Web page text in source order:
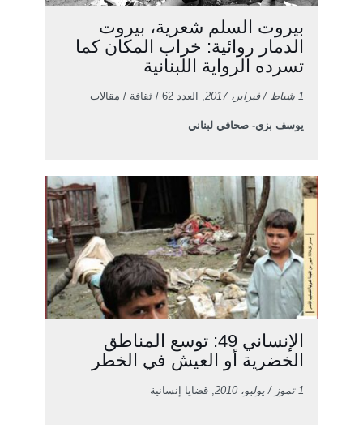
بيروت السلم شعرية، بيروت
الدمار روائية: خراب المكان كما
تسرده الرواية اللبنانية
1 شباط / فبراير، 2017 , العدد 62 / ثقافة / مقالات
يوسف بزي- صحافي لبناني
الإنساني 49: توسع المناطق
الخضرية أو العيش في الخطر
1 تموز / يوليو، 2010 , قضايا إنسانية